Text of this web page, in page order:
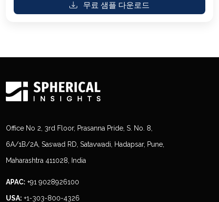
무료 샘플 다운로드
Office No 2, 3rd Floor, Prasanna Pride, S. No. 8,
6A/1B/2A, Saswad RD, Satavwadi, Hadapsar, Pune,
Maharashtra 411028, India
APAC: +91 9028926100
USA: +1-303-800-4326